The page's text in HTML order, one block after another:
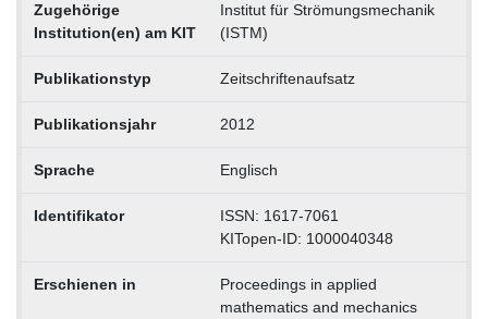
Zugehörige
Institution(en) am KIT
Institut für Strömungsmechanik
(ISTM)
Publikationstyp Zeitschriftenaufsatz
Publikationsjahr 2012
Sprache Englisch
Identifikator
ISSN: 1617-7061
KITopen-ID: 1000040348
Erschienen in
Proceedings in applied
mathematics and mechanics